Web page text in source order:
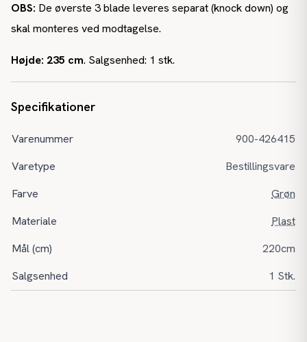
OBS: De øverste 3 blade leveres separat (knock down) og
skal monteres ved modtagelse.
Højde: 235 cm. Salgsenhed: 1 stk.
Specifikationer
Varenummer
900-426415
Varetype
Bestillingsvare
Farve
Grøn
Materiale
Plast
Mål (cm)
220cm
Salgsenhed
1 Stk.